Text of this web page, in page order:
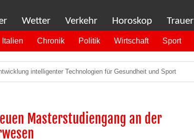
Wetter Verkehr Horoskop Trauer
Italien Chronik Politik Wirtschaft Sport
intelligenter Technologien für Gesundheit und Sport
Masterstudiengang an der